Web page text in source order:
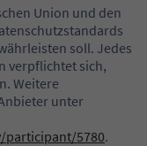
Union und den
soll. Jedes
verpflichtet sich,
Weitere
unter
participant/5780.